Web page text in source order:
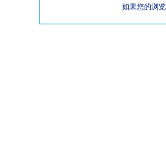
如果您的浏